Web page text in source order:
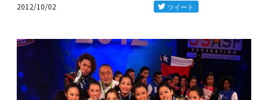
2012/10/02